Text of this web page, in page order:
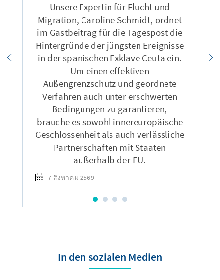
Unsere Expertin für Flucht und
Migration, Caroline Schmidt, ordnet
im Gastbeitrag für die Tagespost die
Hintergründe der jüngsten Ereignisse
in der spanischen Exklave Ceuta ein.
Um einen effektiven
Außengrenzschutz und geordnete
Verfahren auch unter erschwerten
Bedingungen zu garantieren,
brauche es sowohl innereuropäische
Geschlossenheit als auch verlässliche
Partnerschaften mit Staaten
außerhalb der EU.
7 สิงหาคม 2569
In den sozialen Medien